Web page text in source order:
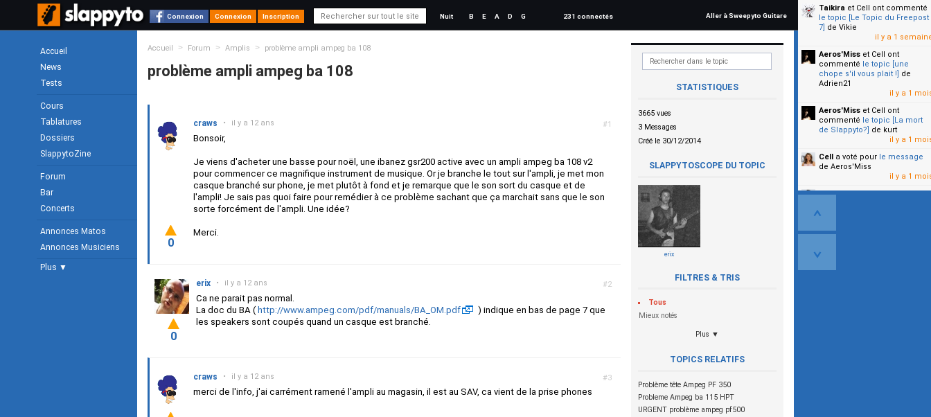
Connexion Connexion Inscription Nuit B E A D G 231 connectés Aller à Sweepyto Guitare
Accueil
News
Tests
Cours
Tablatures
Dossiers
SlappytoZine
Forum
Bar
Concerts
Annonces Matos
Annonces Musiciens
Plus ▼
Accueil > Forum > Amplis > problème ampli ampeg ba 108
problème ampli ampeg ba 108
STATISTIQUES
3665 vues
3 Messages
Créé le 30/12/2014
SLAPPYTOSCOPE DU TOPIC
erix
FILTRES & TRIS
Tous
Mieux notés
Plus ▼
TOPICS RELATIFS
Problème tête Ampeg PF 350
Probleme Ampeg ba 115 HPT
URGENT problème ampeg pf500
#1
craws • il y a 12 ans
Bonsoir,
Je viens d'acheter une basse pour noël, une ibanez gsr200 active avec un ampli ampeg ba 108 v2
pour commencer ce magnifique instrument de musique. Or je branche le tout sur l'ampli, je met mon
casque branché sur phone, je met plutôt à fond et je remarque que le son sort du casque et de
l'ampli! Je sais pas quoi faire pour remédier à ce problème sachant que ça marchait sans que le son
sorte forcément de l'ampli. Une idée?
Merci.
0
#2
erix • il y a 12 ans
Ca ne parait pas normal.
La doc du BA ( http://www.ampeg.com/pdf/manuals/BA_OM.pdf
) indique en bas de page 7 que
les speakers sont coupés quand un casque est branché.
0
#3
craws • il y a 12 ans
merci de l'info, j'ai carrément ramené l'ampli au magasin, il est au SAV, ca vient de la prise phones
Taikira et Cell ont commenté
le topic [Le Topic du Freepost
7] de Vikie
il y a 1
Aeros'Miss et Cell ont
commenté le topic [une
chope s'il vous plait !] de
Adrien21
il y a 1
Aeros'Miss et Cell ont
commenté le topic [La mort
de Slappyto?] de kurt
il y a 1
Cell a voté pour le message
de Aeros'Miss
il y a 1
Cella voté pourle message